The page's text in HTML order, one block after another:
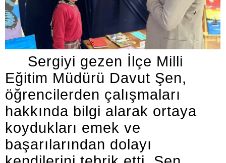
Sergiyi gezen İlçe Milli
Eğitim Müdürü Davut Şen,
öğrencilerden çalışmaları
hakkında bilgi alarak ortaya
koydukları emek ve
başarılarından dolayı